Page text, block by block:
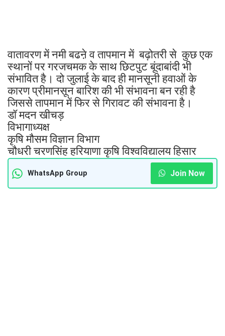
वातावरण में नमी बढऩे व तापमान में बढ़ोतरी से कुछ एक
स्थानों पर गरजचमक के साथ छिटपुट बूंदाबांदी भी
संभावित है। दो जुलाई के बाद ही मानसूनी हवाओं के
कारण प्रीमानसून बारिश की भी संभावना बन रही है
जिससे तापमान में फिर से गिरावट की संभावना है।
डॉ मदन खीचड़
विभागाध्यक्ष
कृषि मौसम विज्ञान विभाग
चौधरी चरणसिंह हरियाणा कृषि विश्वविद्यालय हिसार
WhatsApp Group Join Now